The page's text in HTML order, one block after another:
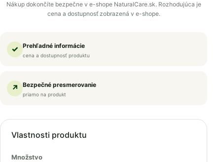
Nákup dokončíte bezpečne v e-shope NaturalCare.sk. Rozhodujúca je
cena a dostupnosť zobrazená v e-shope.
✓ Prehľadné informácie
cena a dostupnosť produktu
↗ Bezpečné presmerovanie
priamo na produkt
Vlastnosti produktu
Množstvo